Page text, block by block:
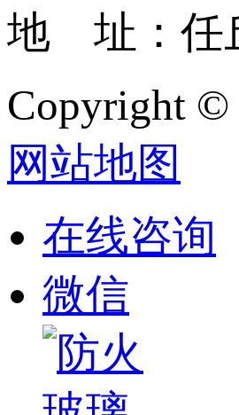
地 址：任
Copyright
网站地图
在线咨询
微信